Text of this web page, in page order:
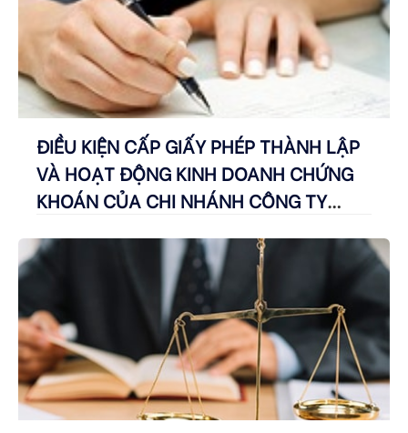
ĐIỀU KIỆN CẤP GIẤY PHÉP THÀNH LẬP
VÀ HOẠT ĐỘNG KINH DOANH CHỨNG
KHOÁN CỦA CHI NHÁNH CÔNG TY
QUẢN LÝ QUỸ NƯỚC NGOÀI LÀ GÌ?